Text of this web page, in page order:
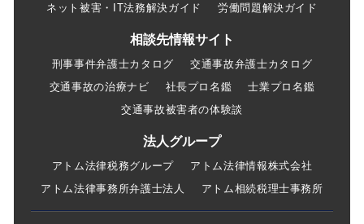
ネット被害・IT法務解決ガイド
労働問題解決ガイド
相談先情報サイト
刑事事件弁護士カタログ
交通事故弁護士カタログ
交通事故の治療ナビ
社長プロ名鑑
士業プロ名鑑
交通事故被害者の体験談
法人グループ
アトム法律税務グループ
アトム法律情報株式会社
アトム法律事務所弁護士法人
アトム相続税理士事務所